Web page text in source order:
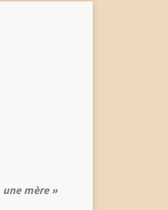
mère »